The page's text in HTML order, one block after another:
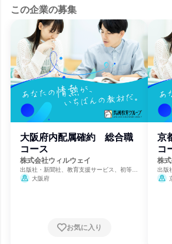
この企業の募集
大阪府内配属確約 総合職
コース
株式会社ウィルウェイ
出版社・新聞社、教育支援サービス、初等・
中等教育学校
大阪府
お気に入り
京
コ
株
出版
中等